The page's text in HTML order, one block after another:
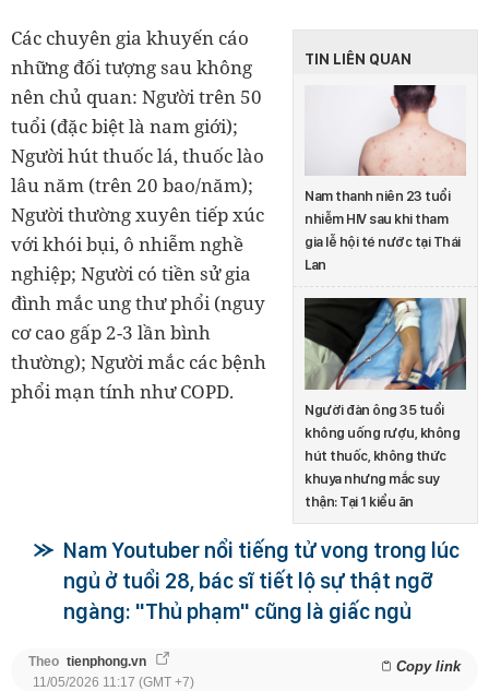
TIN LIÊN QUAN
Nam thanh niên 23 tuổi
nhiễm HIV sau khi tham
gia lễ hội té nước tại Thái
Lan
Người đàn ông 35 tuổi
không uống rượu, không
hút thuốc, không thức
khuya nhưng mắc suy
thận: Tại 1 kiểu ăn
Các chuyên gia khuyến cáo
những đối tượng sau không
nên chủ quan: Người trên 50
tuổi (đặc biệt là nam giới);
Người hút thuốc lá, thuốc lào
lâu năm (trên 20 bao/năm);
Người thường xuyên tiếp xúc
với khói bụi, ô nhiễm nghề
nghiệp; Người có tiền sử gia
đình mắc ung thư phổi (nguy
cơ cao gấp 2-3 lần bình
thường); Người mắc các bệnh
phổi mạn tính như COPD.
Nam Youtuber nổi tiếng tử vong trong lúc
ngủ ở tuổi 28, bác sĩ tiết lộ sự thật ngỡ
ngàng: "Thủ phạm" cũng là giấc ngủ
Theo tienphong.vn Copy link
11/05/2026 11:17 (GMT +7)